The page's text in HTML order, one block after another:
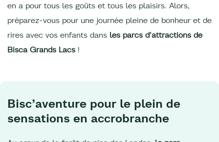
en a pour tous les goûts et tous les plaisirs. Alors,
préparez-vous pour une journée pleine de bonheur et de
rires avec vos enfants dans les parcs d'attractions de
Bisca Grands Lacs !
Bisc’aventure pour le plein de
sensations en accrobranche